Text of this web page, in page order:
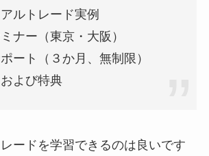
ルトレード実例
ナー（東京・大阪）
ート（３か月、無制限）
よび特典
ードを学習できるのは良いです